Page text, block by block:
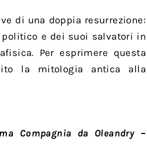
di una doppia resurrezione:
e dei suoi salvatori in
Per esprimere questa
la mitologia antica alla
Compagnia da Oleandry –